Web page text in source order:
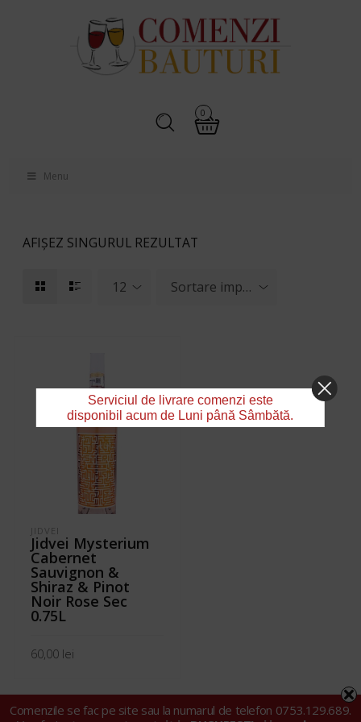
0
Menu
AFIȘEZ SINGURUL REZULTAT
12 Sortare implicită
JIDVEI
Jidvei Mysterium
Cabernet
Sauvignon &
Shiraz & Pinot
Noir Rose Sec
0.75L
60,00 lei
Comenzile se fac pe site sau la numarul de telefon 0753.129.689.
Serviciul de livrare comenzi este
disponibil acum de Luni până Sâmbătă.